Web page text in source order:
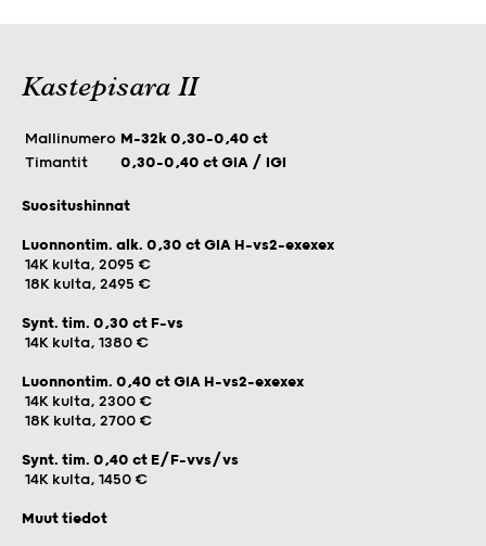
Kastepisara II
Mallinumero M-32k 0,30-0,40 ct
Timantit
0,30-0,40 ct GIA / IGI
Suositushinnat
Luonnontim. alk. 0,30 ct GIA H-vs2-exexex
14K kulta, 2095 €
18K kulta, 2495 €
Synt. tim. 0,30 ct F-vs
14K kulta, 1380 €
Luonnontim. 0,40 ct GIA H-vs2-exexex
14K kulta, 2300 €
18K kulta, 2700 €
Synt. tim. 0,40 ct E/F-vvs/vs
14K kulta, 1450 €
Muut tiedot